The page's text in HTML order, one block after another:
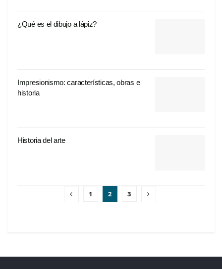
¿Qué es el dibujo a lápiz?
Impresionismo: características, obras e
historia
Historia del arte
1 2 3